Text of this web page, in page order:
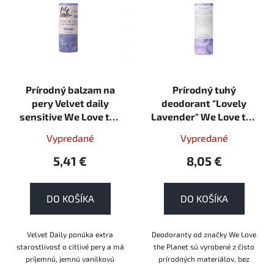
Prírodný balzam na
pery Velvet daily
sensitive We Love the
PLASTIC
Vypredané
5,41 €
DO KOŠÍKA
Velvet Daily ponúka extra
starostlivosť o citlivé pery a má
príjemnú, jemnú vanilkovú
Prírodný tuhý
deodorant "Lovely
Lavender" We Love the
Vypredané
8,05 €
DO KOŠÍKA
Deodoranty od značky We Love
the Planet sú vyrobené z čisto
prírodných materiálov, bez